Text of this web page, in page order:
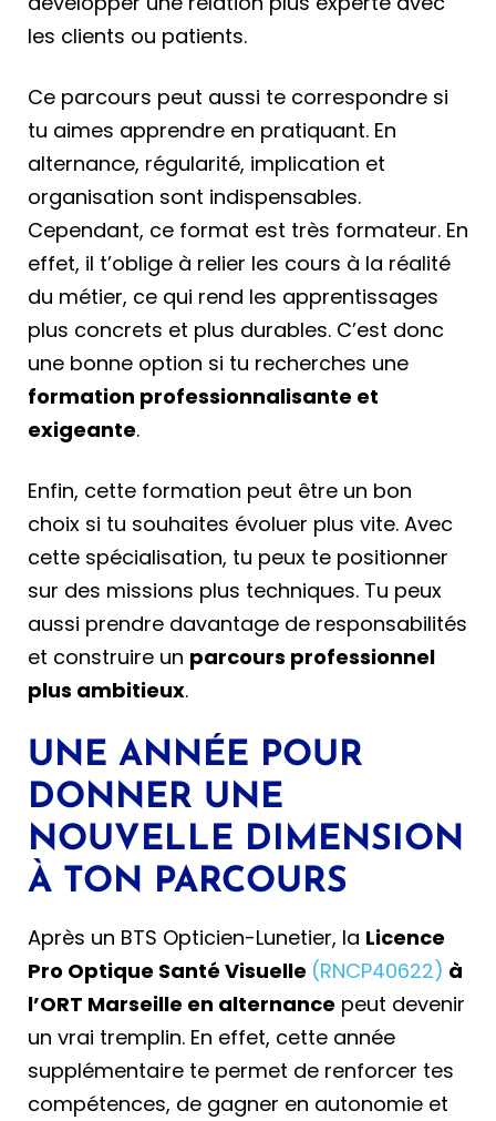
les clients ou patients.
Ce parcours peut aussi te correspondre si
tu aimes apprendre en pratiquant. En
alternance, régularité, implication et
organisation sont indispensables.
Cependant, ce format est très formateur. En
effet, il t’oblige à relier les cours à la réalité
du métier, ce qui rend les apprentissages
plus concrets et plus durables. C’est donc
une bonne option si tu recherches une
formation professionnalisante et
exigeante.
Enfin, cette formation peut être un bon
choix si tu souhaites évoluer plus vite. Avec
cette spécialisation, tu peux te positionner
sur des missions plus techniques. Tu peux
aussi prendre davantage de responsabilités
et construire un parcours professionnel
plus ambitieux.
UNE ANNÉE POUR
DONNER UNE
NOUVELLE DIMENSION
À TON PARCOURS
Après un BTS Opticien-Lunetier, la Licence
Pro Optique Santé Visuelle (RNCP40622) à
l’ORT Marseille en alternance peut devenir
un vrai tremplin. En effet, cette année
supplémentaire te permet de renforcer tes
compétences, de gagner en autonomie et